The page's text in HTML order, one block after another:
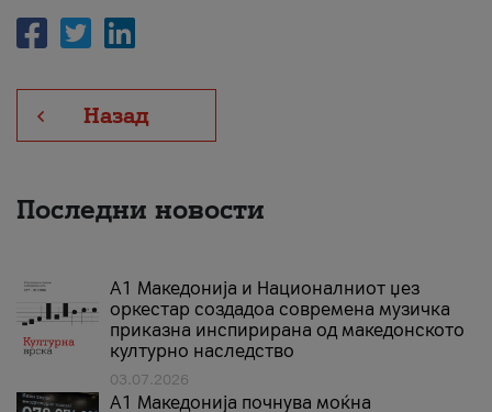
Назад
Последни новости
А1 Македонија и Националниот џез
оркестар создадоа современа музичка
приказна инспирирана од македонското
културно наследство
03.07.2026
A1 Македонија почнува моќна